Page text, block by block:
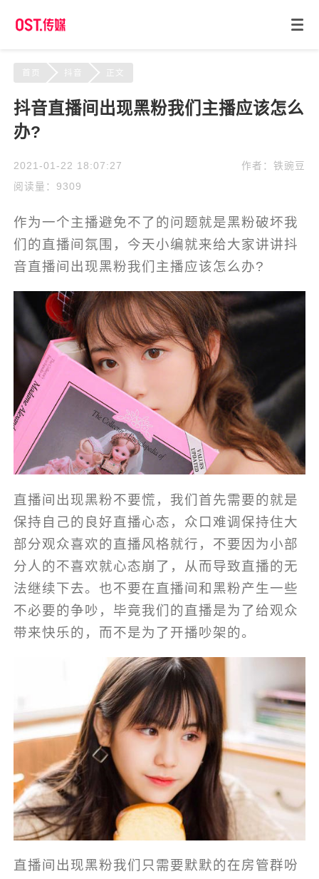
首页 正文
抖音直播间出现黑粉我们主播应该怎么
办?
2021-01-22 18:07:27
阅读量：9309
作者：铁豌豆
作为一个主播避免不了的问题就是黑粉破坏我
们的直播间氛围，今天小编就来给大家讲讲抖
音直播间出现黑粉我们主播应该怎么办?
直播间出现黑粉不要慌，我们首先需要的就是
保持自己的良好直播心态，众口难调保持住大
部分观众喜欢的直播风格就行，不要因为小部
分人的不喜欢就心态崩了，从而导致直播的无
法继续下去。也不要在直播间和黑粉产生一些
不必要的争吵，毕竟我们的直播是为了给观众
带来快乐的，而不是为了开播吵架的。
直播间出现黑粉我们只需要默默的在房管群吩